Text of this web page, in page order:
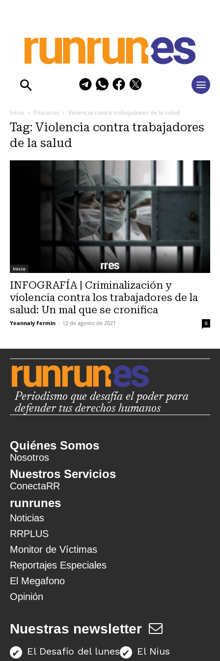
Inicio Etiquetas Violencia contra trabajadores de la salud
Tag: Violencia contra trabajadores
de la salud
Inicio
INFOGRAFÍA | Criminalización y
violencia contra los trabajadores de la
salud: Un mal que se cronifica
Yeannaly Fermin - 12 de agosto de 2021 0
Periodismo que desafía el poder para
defender tus derechos humanos
Quiénes Somos
Nosotros
Nuestros Servicios
ConectaRR
runrunes
Noticias
RRPLUS
Monitor de Víctimas
Reportajes Especiales
El Megafono
Opinión
Nuestras newsletter
El Desafío del lunes El Nius